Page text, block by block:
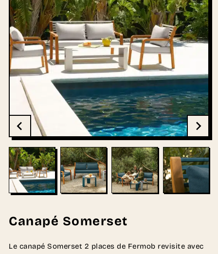
Canapé Somerset
Le canapé Somerset 2 places de Fermob revisite avec